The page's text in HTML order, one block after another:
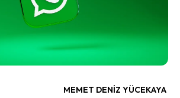
MEMET DENIZ YÜCEKAYA